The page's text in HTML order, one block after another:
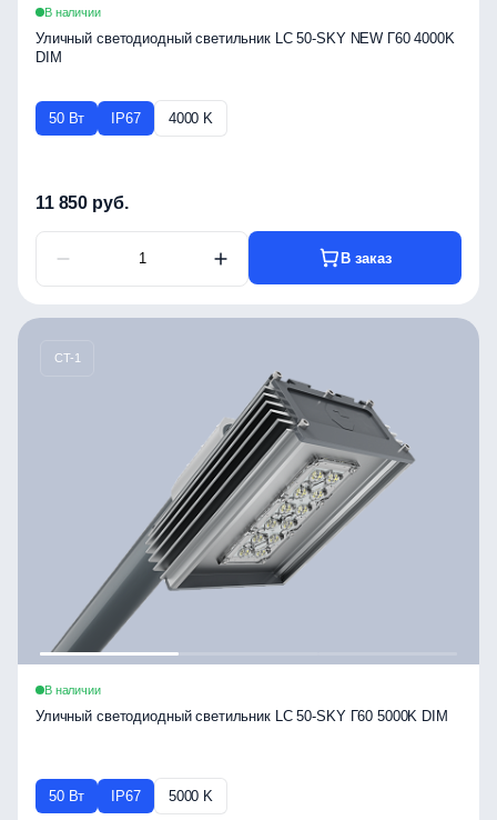
В наличии
Уличный светодиодный светильник LC 50-SKY NEW Г60 4000K
DIM
50 Вт IP67 4000 K
11 850 руб.
В заказ
CT-1
В наличии
Уличный светодиодный светильник LC 50-SKY Г60 5000K DIM
50 Вт IP67 5000 K